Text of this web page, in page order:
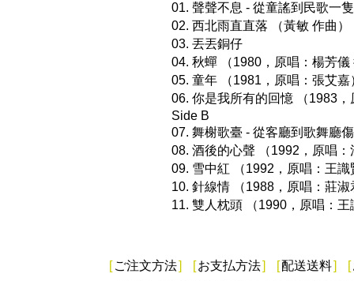
01. 聲聲不息 - 從童謠到民歌一
02. 西北雨直直落 （黃敏 作曲）
03. 丟丟銅仔
04. 秋蟬 （1980，原唱：楊芳儀
05. 童年 （1981，原唱：張艾嘉
06. 你是我所有的回憶 （1983
Side B
07. 舞榭歌臺 - 從客廳到歌舞廳
08. 酒後的心聲 （1992，原唱：
09. 雪中紅 （1992，原唱：王
10. 針線情 （1988，原唱：莊淑
11. 雙人枕頭 （1990，原唱：王
[ ご注文方法] [お支払方法] [配送送料] [